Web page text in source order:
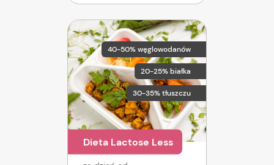
40-50% węglowodanów
20-25% białka
30-35% tłuszczu
Dieta Lactose Less